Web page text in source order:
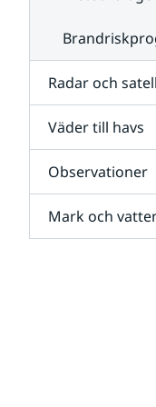
Radar och
Väder till havs
Observationer
Mark och